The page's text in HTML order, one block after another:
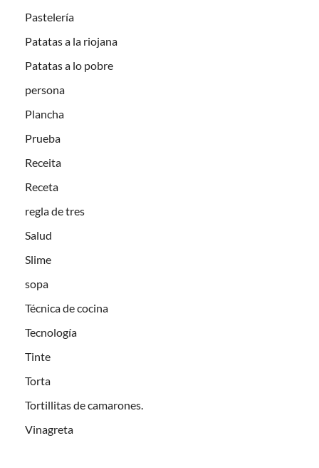
Pastelería
Patatas a la riojana
Patatas a lo pobre
persona
Plancha
Prueba
Receita
Receta
regla de tres
Salud
Slime
sopa
Técnica de cocina
Tecnología
Tinte
Torta
Tortillitas de camarones.
Vinagreta